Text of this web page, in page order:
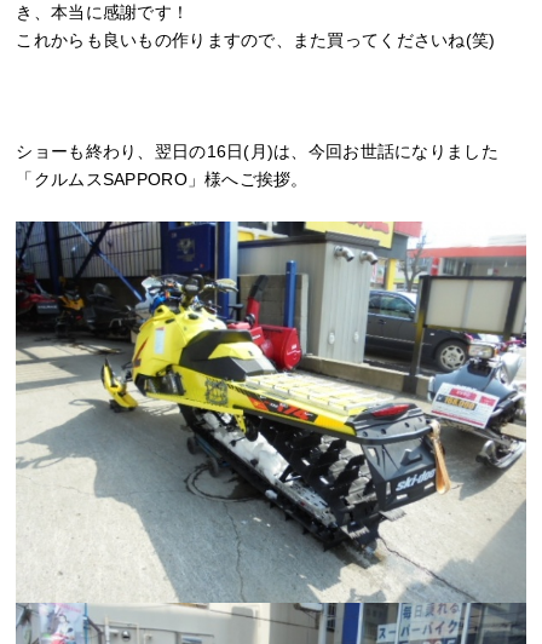
き、本当に感謝です！
これからも良いもの作りますので、また買ってくださいね(笑)
ショーも終わり、翌日の16日(月)は、今回お世話になりました
「クルムスSAPPORO」様へご挨拶。